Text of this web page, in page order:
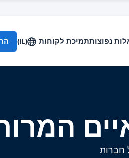
נפוצותתמיכת לקוחות (IL)
חברות